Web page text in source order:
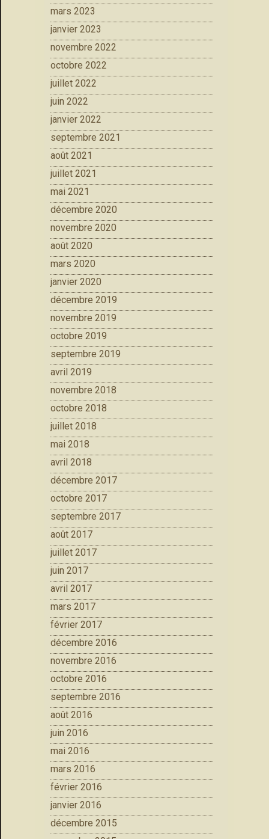
mars 2023
janvier 2023
novembre 2022
octobre 2022
juillet 2022
juin 2022
janvier 2022
septembre 2021
août 2021
juillet 2021
mai 2021
décembre 2020
novembre 2020
août 2020
mars 2020
janvier 2020
décembre 2019
novembre 2019
octobre 2019
septembre 2019
avril 2019
novembre 2018
octobre 2018
juillet 2018
mai 2018
avril 2018
décembre 2017
octobre 2017
septembre 2017
août 2017
juillet 2017
juin 2017
avril 2017
mars 2017
février 2017
décembre 2016
novembre 2016
octobre 2016
septembre 2016
août 2016
juin 2016
mai 2016
mars 2016
février 2016
janvier 2016
décembre 2015